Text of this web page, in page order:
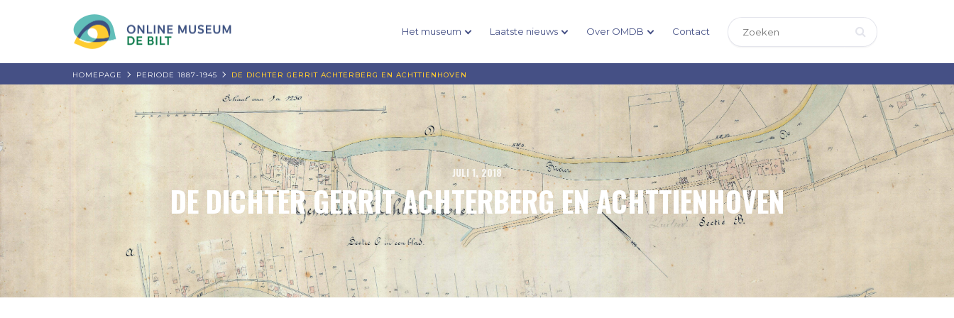
Het museum Laatste nieuws Over OMDB Contact
HOMEPAGE PERIODE 1887-1945 DE DICHTER GERRIT ACHTERBERG EN ACHTTIENHOVEN
JULI 1, 2018
DE DICHTER GERRIT ACHTERBERG EN ACHTTIENHOVEN